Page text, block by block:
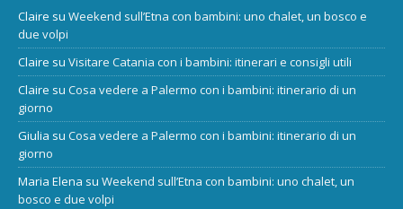
Claire su Weekend sull’Etna con bambini: uno chalet, un bosco e
due volpi
Claire su Visitare Catania con i bambini: itinerari e consigli utili
Claire su Cosa vedere a Palermo con i bambini: itinerario di un
giorno
Giulia su Cosa vedere a Palermo con i bambini: itinerario di un
giorno
Maria Elena su Weekend sull’Etna con bambini: uno chalet, un
bosco e due volpi